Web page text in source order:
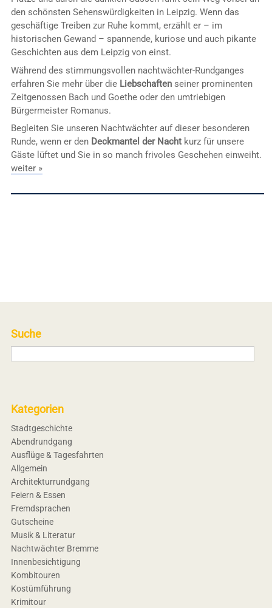
den schönsten Sehenswürdigkeiten in Leipzig. Wenn das
geschäftige Treiben zur Ruhe kommt, erzählt er – im
historischen Gewand – spannende, kuriose und auch pikante
Geschichten aus dem Leipzig von einst.
Während des stimmungsvollen nachtwächter-Rundganges
erfahren Sie mehr über die Liebschaftenseiner prominenten
Zeitgenossen Bach und Goethe oder den umtriebigen
Bürgermeister Romanus.
Begleiten Sie unseren Nachtwächter auf dieser besonderen
Runde, wenn er den Deckmantel der Nachtkurz für unsere
Gäste lüftet und Sie in so manch frivoles Geschehen einweiht.
weiter »
Suche
Kategorien
Stadtgeschichte
Abendrundgang
Ausflüge & Tagesfahrten
Allgemein
Architekturrundgang
Feiern & Essen
Fremdsprachen
Gutscheine
Musik & Literatur
Nachtwächter Bremme
Innenbesichtigung
Kombitouren
Kostümführung
Krimitour